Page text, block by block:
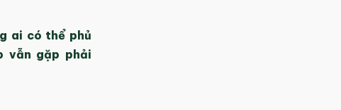
ai có thể phủ
vẫn gặp phải